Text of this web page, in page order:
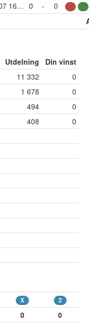
05/07 16:30 0 -
0
Utdelning
Din vinst
11 332
0
1 678
0
494
0
408
0
X 2
0
0